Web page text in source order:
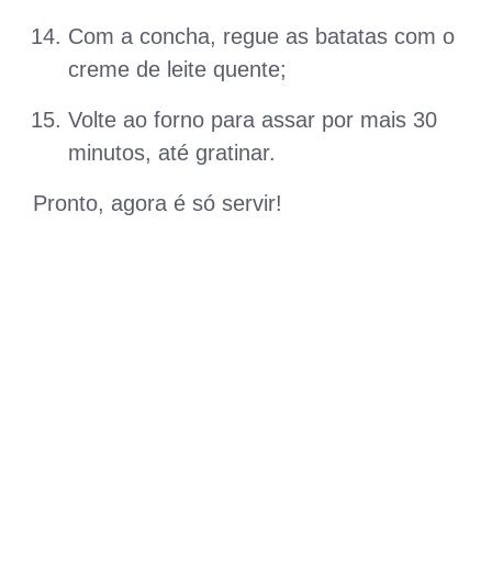
Com a concha, regue as batatas com o
creme de leite quente;
Volte ao forno para assar por mais 30
minutos, até gratinar.
Pronto, agora é só servir!